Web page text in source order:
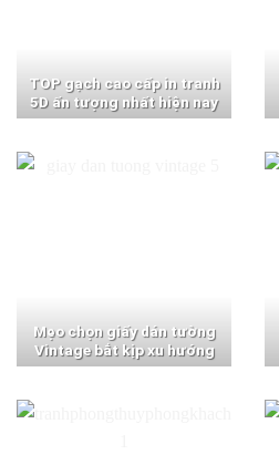
TOP gạch cao cấp in tranh
5D ấn tượng nhất hiện nay
Mẹo chọn giấy dán tường
Vintage bắt kịp xu hướng